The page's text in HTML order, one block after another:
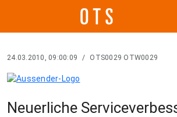
24.03.2010, 09:00:09 / OTS0029 OTW0029
Neuerliche